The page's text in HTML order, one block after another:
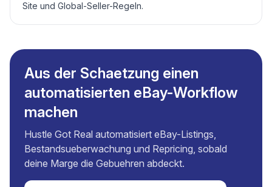
Site und Global-Seller-Regeln.
Aus der Schaetzung einen
automatisierten eBay-Workflow
machen
Hustle Got Real automatisiert eBay-Listings,
Bestandsueberwachung und Repricing, sobald
deine Marge die Gebuehren abdeckt.